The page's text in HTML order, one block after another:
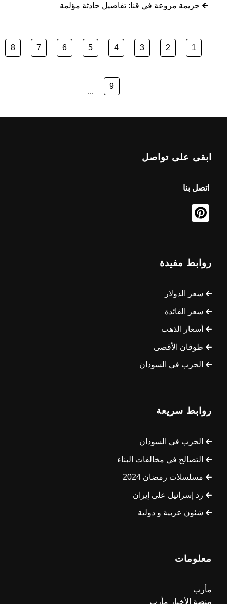
جريمة مروعة في قنا: تفاصيل حادثة مؤلمة
1
2
3
4
5
6
7
8
9
...
ابقى على تواصل
اتصل بنا
روابط مفيدة
سعر الدولار
سعر الفائدة
أسعار الذهب
طوفان الأقصى
الحرب في السودان
روابط سريعة
الحرب في السودان
التصالح في مخالفات البناء
مسلسلات رمضان 2024
رد إسرائيل على إيران
شئون عربية و دولية
معلومات
مأرب
منصة الأخبار مأرب